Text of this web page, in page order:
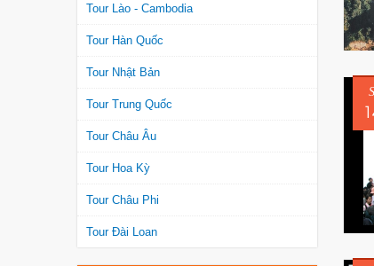
Tour Lào - Cambodia
Tour Hàn Quốc
Tour Nhật Bản
Tour Trung Quốc
Tour Châu Âu
Tour Hoa Kỳ
Tour Châu Phi
Tour Đài Loan